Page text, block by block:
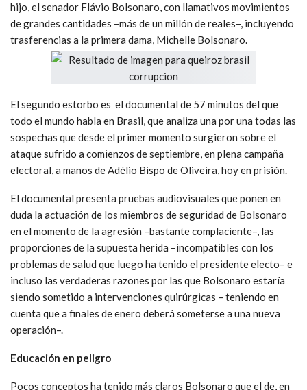
hijo, el senador Flávio Bolsonaro, con llamativos movimientos
de grandes cantidades –más de un millón de reales–, incluyendo
trasferencias a la primera dama, Michelle Bolsonaro.
El segundo estorbo es el documental de 57 minutos del que
todo el mundo habla en Brasil, que analiza una por una todas las
sospechas que desde el primer momento surgieron sobre el
ataque sufrido a comienzos de septiembre, en plena campaña
electoral, a manos de Adélio Bispo de Oliveira, hoy en prisión.
El documental presenta pruebas audiovisuales que ponen en
duda la actuación de los miembros de seguridad de Bolsonaro
en el momento de la agresión –bastante complaciente–, las
proporciones de la supuesta herida –incompatibles con los
problemas de salud que luego ha tenido el presidente electo– e
incluso las verdaderas razones por las que Bolsonaro estaría
siendo sometido a intervenciones quirúrgicas – teniendo en
cuenta que a finales de enero deberá someterse a una nueva
operación–.
Educación en peligro
Pocos conceptos ha tenido más claros Bolsonaro que el de, en